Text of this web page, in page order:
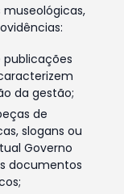
da gestão;
de
slogans ou
Governo
documentos